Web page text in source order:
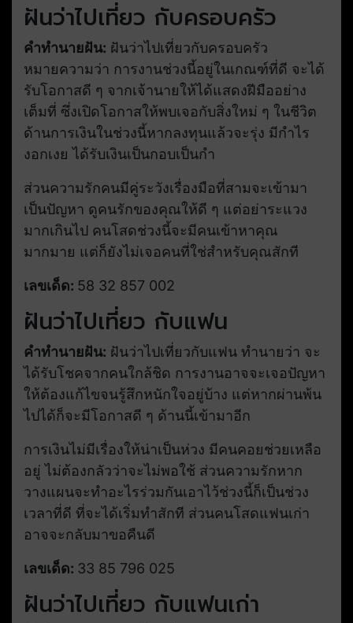
ฝันว่าไปเที่ยว กับครอบครัว
คำทำนายฝัน: ฝันว่าไปเที่ยวกับครอบครัว
หมายความว่า การงานช่วงนี้อยู่ในเกณฑ์ที่ดี จะได้
รับโอกาสดี ๆ จากเจ้านายให้ได้แสดงฝีมืออย่าง
เต็มที่ ซึ่งเปิดโอกาสให้พบเจอกับสิ่งใหม่ ๆ ในชีวิต
ด้านการเงินในช่วงนี้หากลงทุนแล้วจะรุ่ง มีกำไร
งอกเงย ได้รับเงินเป็นกอบเป็นกำ
ส่วนความรักคนมีคู่ระวังเรื่องมือที่สามจะเข้ามา
เป็นปัญหา ดูคนรักของคุณให้ดี ๆ แต่อย่าระแวง
มากเกินไป คนโสดช่วงนี้จะมีคนเข้าหาคุณ
มากมาย แต่ก็ยังไม่เจอคนที่ใช่สำหรับคุณสักที
เลขเด็ด: 58 32 857 002
ฝันว่าไปเที่ยว กับแฟน
คำทำนายฝัน: ฝันว่าไปเที่ยวกับแฟน ทำนายว่า จะ
ได้รับโชคจากคนใกล้ชิด การงานอาจจะเจอปัญหา
ให้ต้องแก้ไขจนรู้สึกหนักใจอยู่บ้าง แต่หากผ่านพ้น
ไปได้ก็จะมีโอกาสดี ๆ ด้านนี้เข้ามาอีก
การเงินไม่มีเรื่องให้น่าเป็นห่วง มีคนคอยช่วยเหลือ
อยู่ ไม่ต้องกลัวว่าจะไม่พอใช้ ส่วนความรักหาก
วางแผนจะทำอะไรร่วมกันเอาไว้ช่วงนี้ก็เป็นช่วง
เวลาที่ดี ที่จะได้เริ่มทำสักที ส่วนคนโสดแฟนเก่า
อาจจะกลับมาขอคืนดี
เลขเด็ด: 33 85 796 025
ฝันว่าไปเที่ยว กับแฟนเก่า